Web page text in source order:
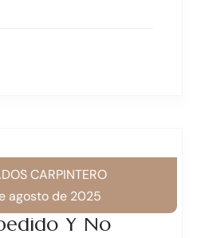
Y No
CARPINTERO
agosto de 2025